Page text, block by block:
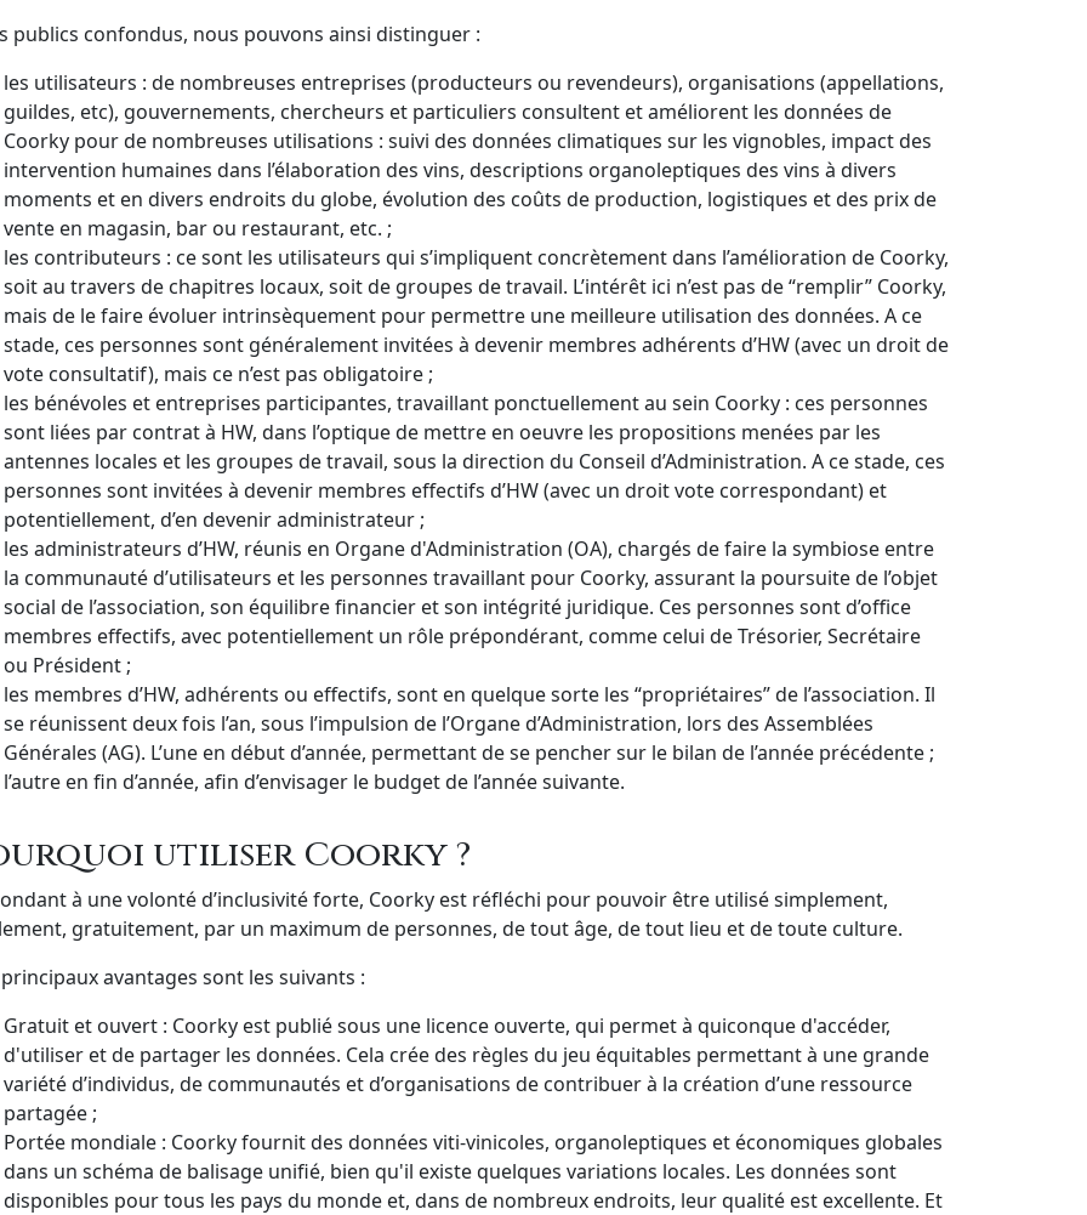
publics confondus, nous pouvons ainsi distinguer :
les utilisateurs : de nombreuses entreprises (producteurs ou revendeurs), organisations (appellations,
guildes, etc), gouvernements, chercheurs et particuliers consultent et améliorent les données de
Coorky pour de nombreuses utilisations : suivi des données climatiques sur les vignobles, impact des
intervention humaines dans l’élaboration des vins, descriptions organoleptiques des vins à divers
moments et en divers endroits du globe, évolution des coûts de production, logistiques et des prix de
vente en magasin, bar ou restaurant, etc. ;
les contributeurs : ce sont les utilisateurs qui s’impliquent concrètement dans l’amélioration de Coorky,
soit au travers de chapitres locaux, soit de groupes de travail. L’intérêt ici n’est pas de “remplir” Coorky,
mais de le faire évoluer intrinsèquement pour permettre une meilleure utilisation des données. A ce
stade, ces personnes sont généralement invitées à devenir membres adhérents d’HW (avec un droit de
vote consultatif), mais ce n’est pas obligatoire ;
les bénévoles et entreprises participantes, travaillant ponctuellement au sein Coorky : ces personnes
sont liées par contrat à HW, dans l’optique de mettre en oeuvre les propositions menées par les
antennes locales et les groupes de travail, sous la direction du Conseil d’Administration. A ce stade, ces
personnes sont invitées à devenir membres effectifs d’HW (avec un droit vote correspondant) et
potentiellement, d’en devenir administrateur ;
les administrateurs d’HW, réunis en Organe d'Administration (OA), chargés de faire la symbiose entre
la communauté d’utilisateurs et les personnes travaillant pour Coorky, assurant la poursuite de l’objet
social de l’association, son équilibre financier et son intégrité juridique. Ces personnes sont d’office
membres effectifs, avec potentiellement un rôle prépondérant, comme celui de Trésorier, Secrétaire
ou Président ;
les membres d’HW, adhérents ou effectifs, sont en quelque sorte les “propriétaires” de l’association. Il
se réunissent deux fois l’an, sous l’impulsion de l’Organe d’Administration, lors des Assemblées
Générales (AG). L’une en début d’année, permettant de se pencher sur le bilan de l’année précédente ;
l’autre en fin d’année, afin d’envisager le budget de l’année suivante.
utiliser Coorky ?
à une volonté d’inclusivité forte, Coorky est réfléchi pour pouvoir être utilisé simplement,
gratuitement, par un maximum de personnes, de tout âge, de tout lieu et de toute culture.
principaux avantages sont les suivants :
Gratuit et ouvert : Coorky est publié sous une licence ouverte, qui permet à quiconque d'accéder,
d'utiliser et de partager les données. Cela crée des règles du jeu équitables permettant à une grande
variété d’individus, de communautés et d’organisations de contribuer à la création d’une ressource
partagée ;
Portée mondiale : Coorky fournit des données viti-vinicoles, organoleptiques et économiques globales
dans un schéma de balisage unifié, bien qu'il existe quelques variations locales. Les données sont
disponibles pour tous les pays du monde et, dans de nombreux endroits, leur qualité est excellente. Et